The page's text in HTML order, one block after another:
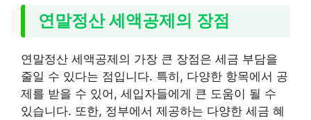
연말정산 세액공제의 장점
연말정산 세액공제의 가장 큰 장점은 세금 부담을
줄일 수 있다는 점입니다. 특히, 다양한 항목에서 공
제를 받을 수 있어, 세입자들에게 큰 도움이 될 수
있습니다. 또한, 정부에서 제공하는 다양한 세금 혜